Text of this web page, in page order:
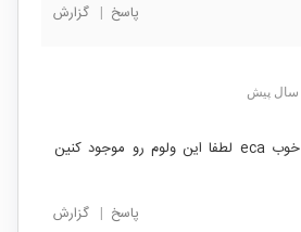
پاسخ | گزارش
سلام به ادمین سایت خوب eca لطفا این ولوم رو موجود کنین
پاسخ | گزارش